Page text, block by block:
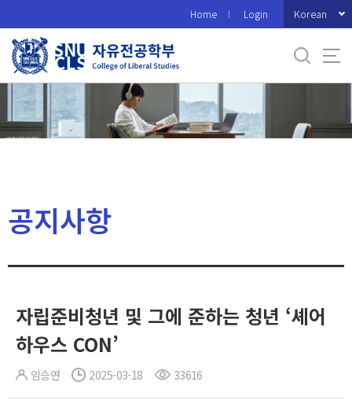
로
메
Home Login Korean
공지사항
자립준비청년 및 그에 준하는 청년 ‘셰어
하우스 CON’
임승연 2025-03-18 33616